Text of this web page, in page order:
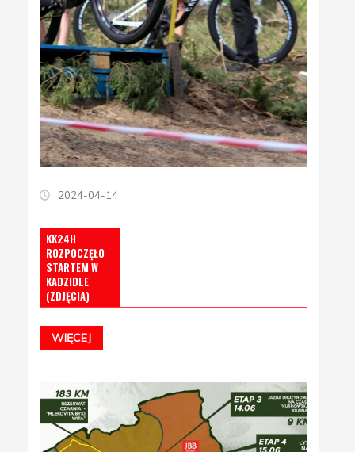
2024-04-14
KK24H
ROZPOCZĘŁO
STARTEM W
KADZIDLE
(ZDJĘCIA)
WIĘCEJ